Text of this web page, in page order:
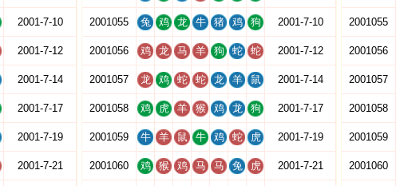
2001-7-10
2001-7-12
2001-7-14
2001-7-17
2001-7-19
2001-7-21
2001055 兔 鸡 龙 牛 猪 鸡 狗 2001-7-10
2001056 鸡 龙 马 羊 狗 蛇 蛇 2001-7-12
2001057 龙 鸡 蛇 蛇 龙 羊 鼠 2001-7-14
2001058 鸡 虎 羊 猴 鸡 龙 狗 2001-7-17
2001059 牛 羊 鼠 牛 鸡 蛇 虎 2001-7-19
2001060 鸡 猴 鸡 马 马 兔 虎 2001-7-21
2001055
2001056
2001057
2001058
2001059
2001060